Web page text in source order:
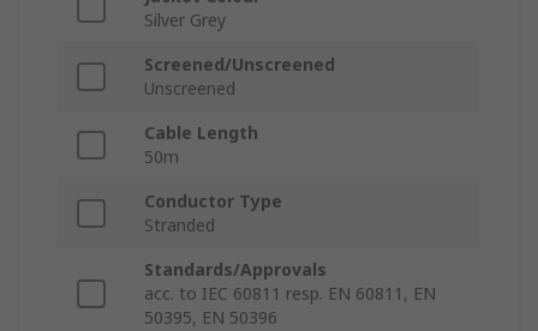
Silver Grey
Screened/Unscreened
Unscreened
Cable Length
50m
Conductor Type
Stranded
Standards/Approvals
acc. to IEC 60811 resp. EN 60811, EN
50395, EN 50396